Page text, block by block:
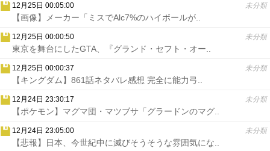
12月25日 00:05:00 未分類
【画像】メーカー「ミスでAlc7%のハイボールが..
12月25日 00:00:50 未分類
東京を舞台にしたGTA、『グランド・セフト・オー..
12月25日 00:00:37 未分類
【キングダム】861話ネタバレ感想 完全に能力弓..
12月24日 23:30:17 未分類
【ポケモン】マグマ団・マツブサ「グラードンのマグ..
12月24日 23:05:00 未分類
【悲報】日本、今世紀中に滅びそうそうな雰囲気にな..